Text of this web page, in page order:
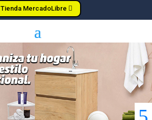
Tienda MercadoLibre